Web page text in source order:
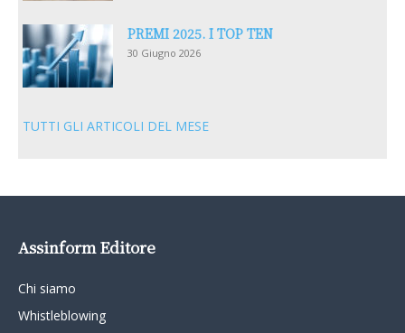
PREMI 2025. I TOP TEN
30 Giugno 2026
TUTTI GLI ARTICOLI DEL MESE
Assinform Editore
Chi siamo
Whistleblowing